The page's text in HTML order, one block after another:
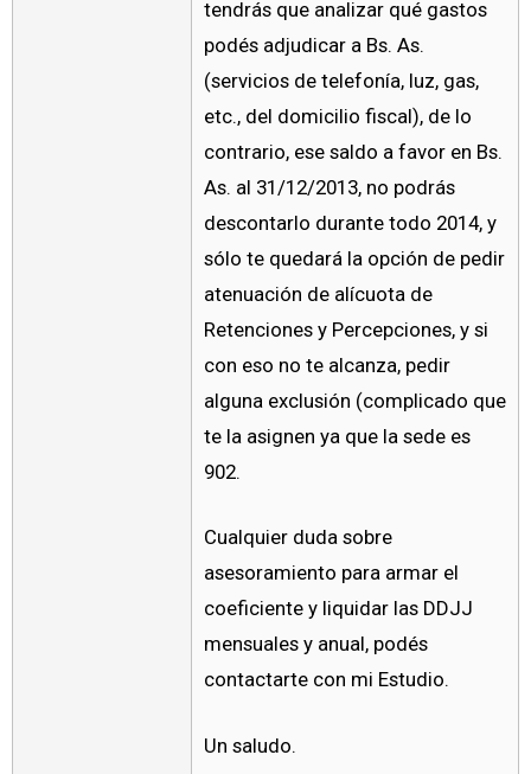
tendrás que analizar qué gastos
podés adjudicar a Bs. As.
(servicios de telefonía, luz, gas,
etc., del domicilio fiscal), de lo
contrario, ese saldo a favor en Bs.
As. al 31/12/2013, no podrás
descontarlo durante todo 2014, y
sólo te quedará la opción de pedir
atenuación de alícuota de
Retenciones y Percepciones, y si
con eso no te alcanza, pedir
alguna exclusión (complicado que
te la asignen ya que la sede es
902.
Cualquier duda sobre
asesoramiento para armar el
coeficiente y liquidar las DDJJ
mensuales y anual, podés
contactarte con mi Estudio.
Un saludo.